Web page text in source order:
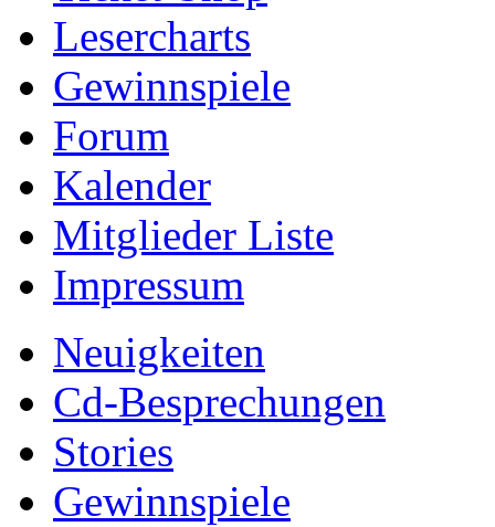
Lesercharts
Gewinnspiele
Forum
Kalender
Mitglieder Liste
Impressum
Neuigkeiten
Cd-Besprechungen
Stories
Gewinnspiele